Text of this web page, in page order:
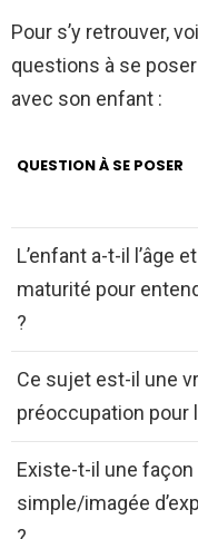
Pour s’y retrouver,
questions à se
avec son enfant :
QUESTION À SE POSER
L’enfant a-t-il l’âge
maturité pour
?
Ce sujet est-il une
préoccupation pour
Existe-t-il une façon
simple/imagée